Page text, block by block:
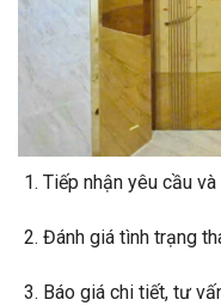
Tiếp nhận yêu cầu
Đánh giá tình trạng
Báo giá chi tiết, tư